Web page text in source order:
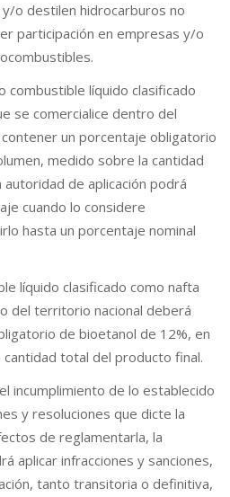
o destilen hidrocarburos no
participación en empresas y/o
combustible líquido clasificado
se comercialice dentro del
un porcentaje obligatorio
medido sobre la cantidad
de aplicación podrá
cuando lo considere
hasta un porcentaje nominal
líquido clasificado como nafta
del territorio nacional deberá
de bioetanol de 12%, en
total del producto final.
incumplimiento de lo establecido
y resoluciones que dicte la
de reglamentarla, la
aplicar infracciones y sanciones,
tanto transitoria o definitiva,